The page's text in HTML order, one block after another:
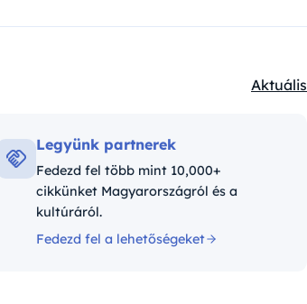
Aktuális
Legyünk partnerek
Fedezd fel több mint 10,000+
cikkünket Magyarországról és a
kultúráról.
Fedezd fel a lehetőségeket